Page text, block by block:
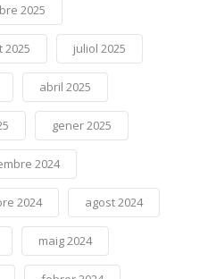
2025
2025 juliol 2025
abril 2025
gener 2025
2024
2024 agost 2024
maig 2024